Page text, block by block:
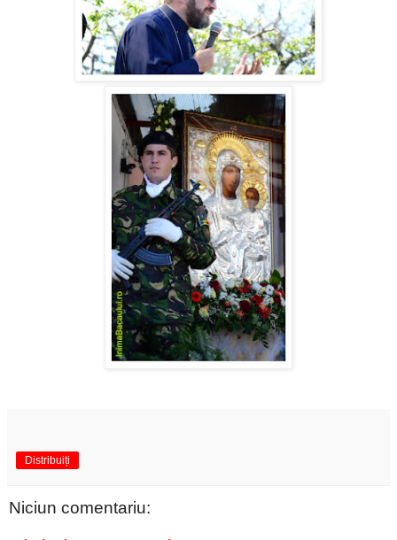
Distribuiți
Niciun comentariu: